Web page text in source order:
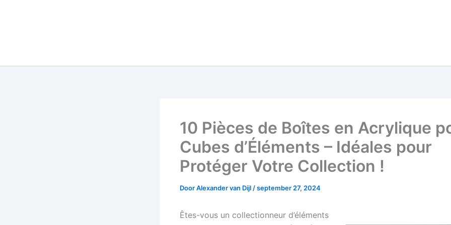
10 Pièces de Boîtes en Acrylique
Cubes d’Éléments – Idéales pour
Protéger Votre Collection !
DoorAlexander van Dijl /september 27, 2024
Êtes-vous un collectionneur d’éléments